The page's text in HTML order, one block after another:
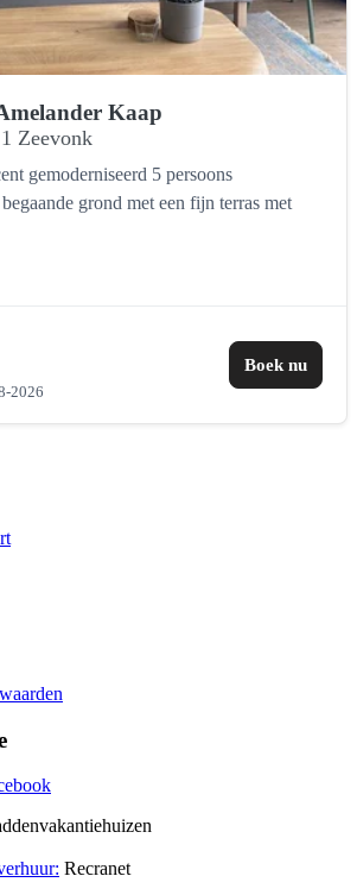
Kaap
Zeevonk
gemoderniseerd 5 persoons
grond met een fijn terras met
2026
Boek nu
Recranet